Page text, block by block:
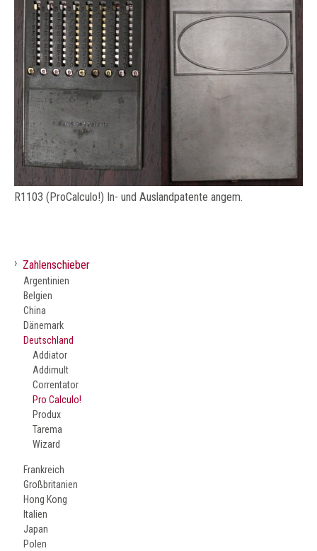
R1103 (ProCalculo!) In- und Auslandpatente angem.
› Zahlenschieber
Argentinien
Belgien
China
Dänemark
Deutschland
Addiator
Addimult
Correntator
Pro Calculo!
Produx
Tarema
Wizard
Frankreich
Großbritanien
Hong Kong
Italien
Japan
Polen